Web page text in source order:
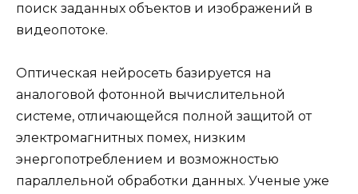
поиск заданных объектов и изображений в
видеопотоке.
Оптическая нейросеть базируется на
аналоговой фотонной вычислительной
системе, отличающейся полной защитой от
электромагнитных помех, низким
энергопотреблением и возможностью
параллельной обработки данных. Ученые уже